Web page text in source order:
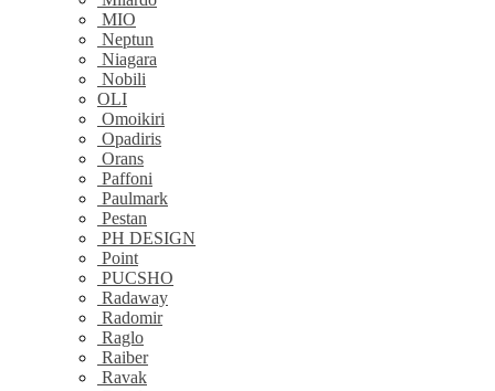
MIO
Neptun
Niagara
Nobili
OLI
Omoikiri
Opadiris
Orans
Paffoni
Paulmark
Pestan
PH DESIGN
Point
PUCSHO
Radaway
Radomir
Raglo
Raiber
Ravak